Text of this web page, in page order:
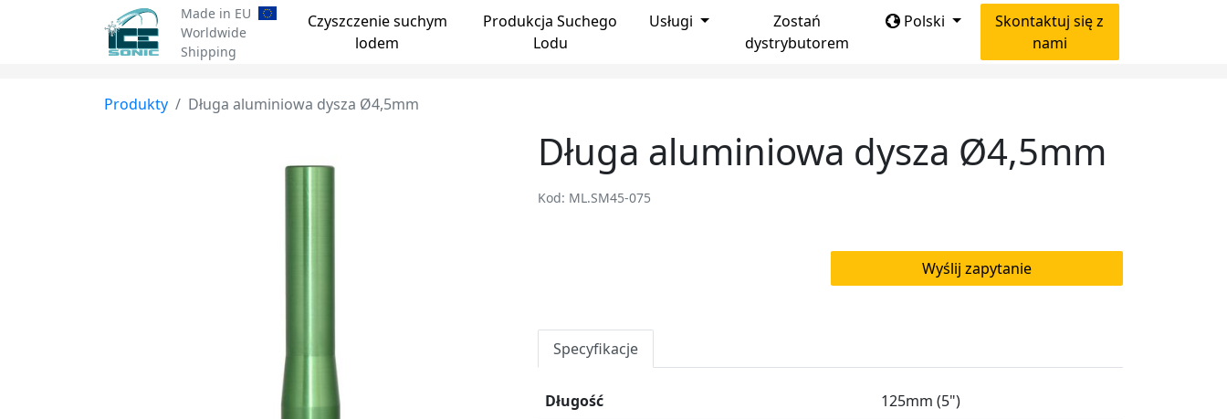
Made in EU
Worldwide
Shipping
Czyszczenie suchym
lodem
Produkcja Suchego
Lodu
Usługi
Zostań
dystrybutorem
Polski
Skontaktuj się z
nami
Produkty Długa aluminiowa dysza Ø4,5mm
Długa aluminiowa dysza Ø4,5mm
Kod: ML.SM45-075
Wyślij zapytanie
Specyfikacje
Długość
125mm (5")